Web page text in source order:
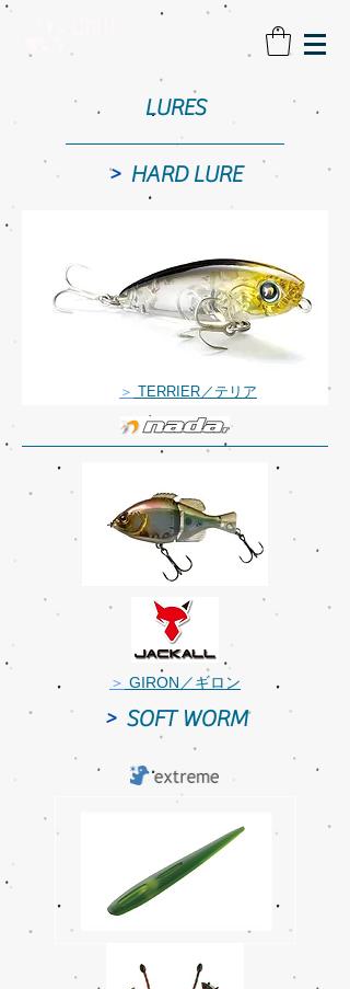
LURES
> HARD LURE
＞ TERRIER／テリア
＞ GIRON／ギロン
> SOFT WORM